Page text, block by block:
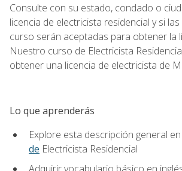
Consulte con su estado, condado o
licencia de electricista residencial y si
curso serán aceptadas para obtener la
Nuestro curso de Electricista
obtener una licencia de electricista de
Lo que aprenderás
Explore esta descripción general
de Electricista Residencial
Adquirir vocabulario básico en